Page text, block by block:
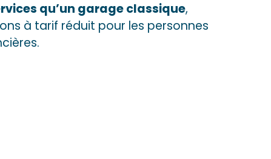
qu’un garage classique,
à tarif réduit pour les personnes